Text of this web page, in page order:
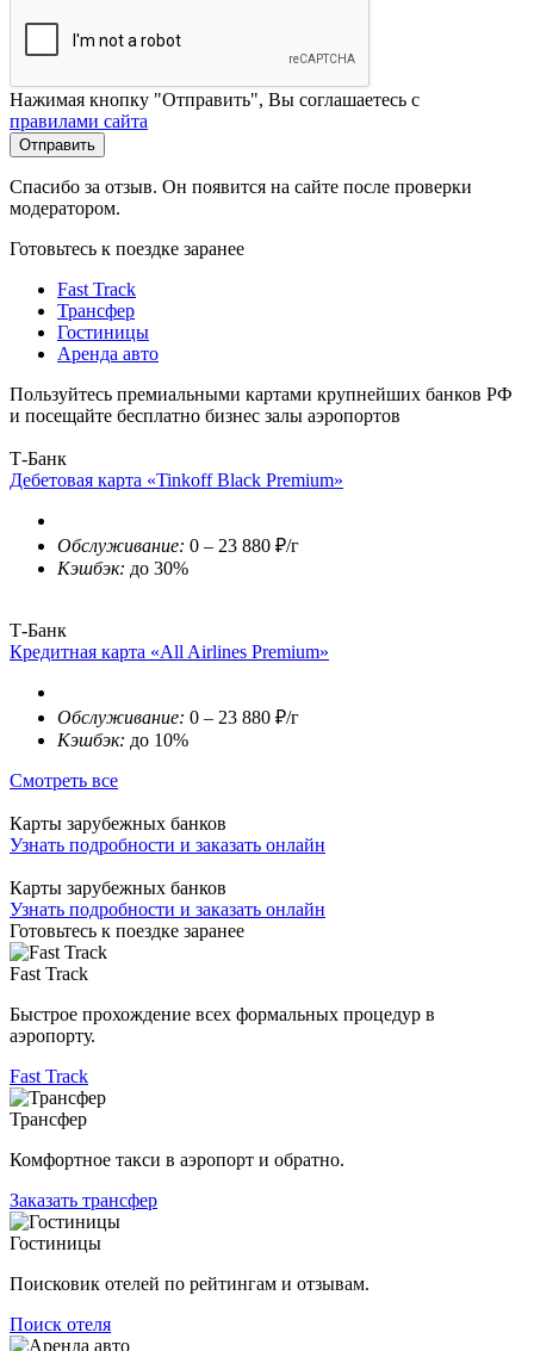
Нажимая кнопку "Отправить", Вы соглашаетесь с
правилами сайта
Отправить
Спасибо за отзыв. Он появится на сайте после проверки
модератором.
Готовьтесь к поездке заранее
Fast Track
Трансфер
Гостиницы
Аренда авто
Пользуйтесь премиальными картами крупнейших банков РФ
и посещайте бесплатно бизнес залы аэропортов
Т-Банк
Дебетовая карта «Tinkoff Black Premium»
Обслуживание: 0 – 23 880 ₽/г
Кэшбэк: до 30%
Т-Банк
Кредитная карта «All Airlines Premium»
Обслуживание: 0 – 23 880 ₽/г
Кэшбэк: до 10%
Смотреть все
Карты зарубежных банков
Узнать подробности и заказать онлайн
Карты зарубежных банков
Узнать подробности и заказать онлайн
Готовьтесь к поездке заранее
Fast Track
Быстрое прохождение всех формальных процедур в
аэропорту.
Fast Track
Трансфер
Комфортное такси в аэропорт и обратно.
Заказать трансфер
Гостиницы
Поисковик отелей по рейтингам и отзывам.
Поиск отеля